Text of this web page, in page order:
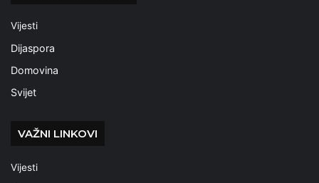
Vijesti
Dijaspora
Domovina
Svijet
VAŽNI LINKOVI
Vijesti